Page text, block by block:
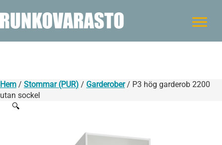
Hem / Stommar (PUR) / Garderober/ P3 hög garderob 2200
utan sockel
🔍